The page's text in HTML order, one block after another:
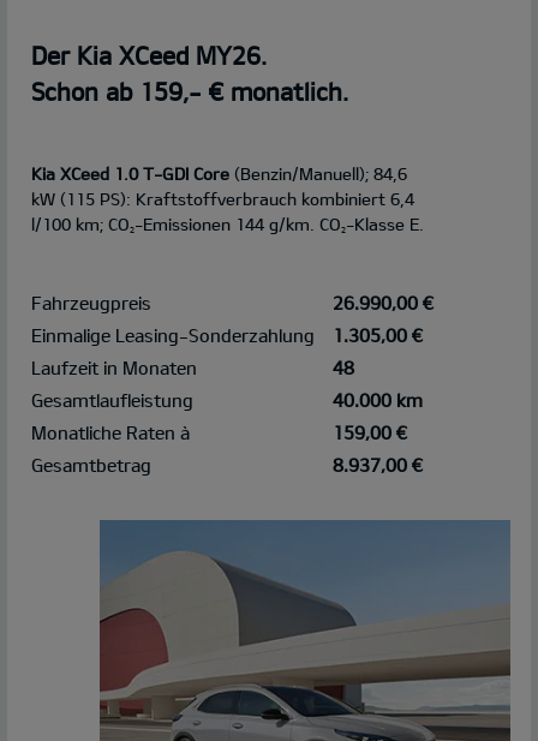
Der Kia XCeed MY26.
Schon ab 159,- € monatlich.
Kia XCeed 1.0 T-GDI Core (Benzin/Manuell); 84,6
kW (115 PS): Kraftstoffverbrauch kombiniert 6,4
l/100 km; CO2-Emissionen 144 g/km. CO2-Klasse E.
Fahrzeugpreis
26.990,00 €
Einmalige Leasing-Sonderzahlung
1.305,00 €
Laufzeit in Monaten
48
Gesamtlaufleistung
40.000 km
Monatliche Raten à
159,00 €
Gesamtbetrag
8.937,00 €